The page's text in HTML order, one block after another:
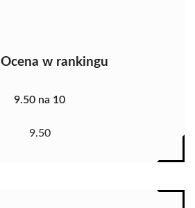
Ocena w rankingu
9.50 na 10
9.50